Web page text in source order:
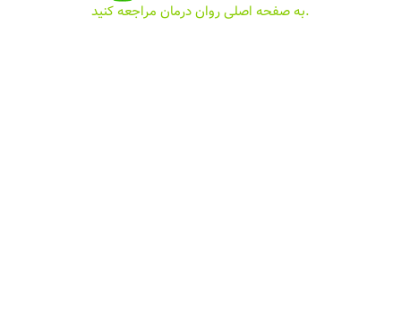
به صفحه اصلی روان درمان مراجعه کنید.